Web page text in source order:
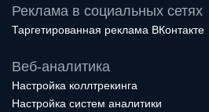
Реклама в социальных сетях
Таргетированная реклама ВКонтакте
Веб-аналитика
Настройка коллтрекинга
Настройка систем аналитики